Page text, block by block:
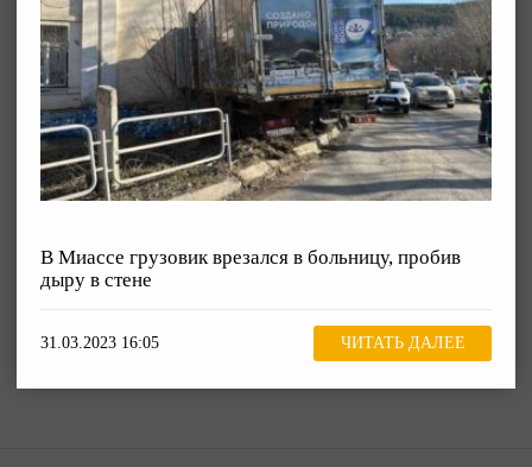
В Миассе грузовик врезался в больницу, пробив
дыру в стене
31.03.2023 16:05 ЧИТАТЬ ДАЛЕЕ